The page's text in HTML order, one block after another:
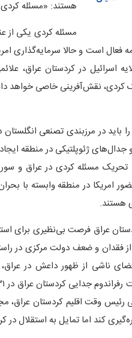
هستند: «مسئله
مسئله کردی یکی از
فعال است و حالا سرمایه‌گذاری
اسرائیل در کردستان عراق،
کردی، نقش‌آفرینی خاصی خواهد
باید در مرزبندی تصنعی
ژئوپلتیکی در منطقه ایجاد
تحریک مسئله کردی در عراق و
امریکا در منطقه وابسته با
هستند.
عراق فرصت بی‌نظیری برای
فقدان و ضعف دولت مرکزی در
ناشی از ظهور داعش در
رئیس وقت اقلیم کردستان
کند اما تمایل به استقلال در